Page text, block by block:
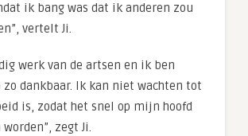
ik bang was dat ik anderen zou
vertelt Ji.
werk van de artsen en ik ben
zo dankbaar. Ik kan niet wachten tot
is, zodat het snel op mijn hoofd
zegt Ji.